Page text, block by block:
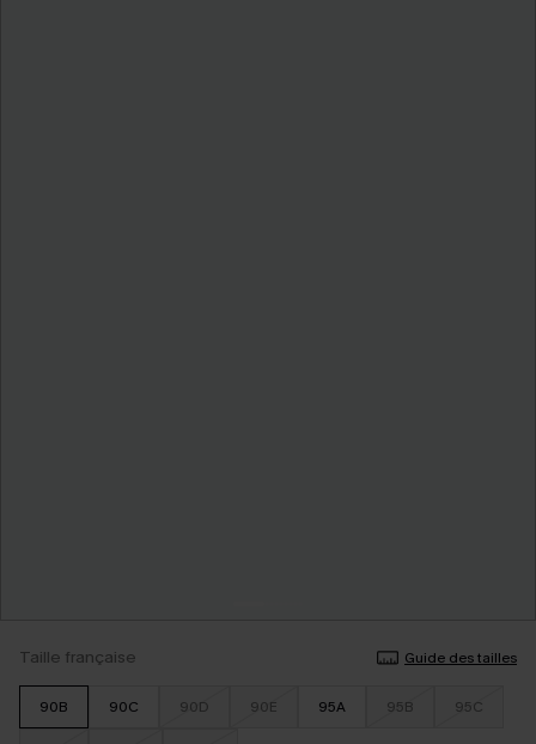
Taille française Guide des tailles
90B 90C 90D 90E 95A 95B 95C